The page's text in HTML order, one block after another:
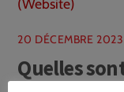
20 DÉCEMBRE 2023
Quelles